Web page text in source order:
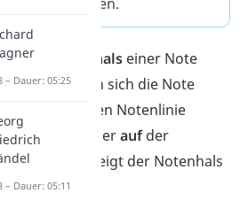
Der Notenhals einer Note
oben, wenn sich die Note
der mittleren Notenlinie
Oberhalb oderaufder
Notenlinie zeigt der Notenhals
unten.
– Dauer: 05:25
– Dauer: 05:11